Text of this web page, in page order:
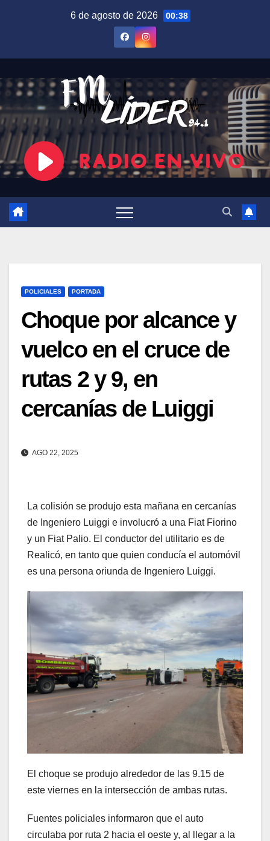
6 de agosto de 2026 00:38
POLICIALES PORTADA
Choque por alcance y
vuelco en el cruce de
rutas 2 y 9, en
cercanías de Luiggi
AGO 22, 2025
La colisión se produjo esta mañana en cercanías
de Ingeniero Luiggi e involucró a una Fiat Fiorino
y un Fiat Palio. El conductor del utilitario es de
Realicó, en tanto que quien conducía el automóvil
es una persona oriunda de Ingeniero Luiggi.
El choque se produjo alrededor de las 9.15 de
este viernes en la intersección de ambas rutas.
Fuentes policiales informaron que el auto
circulaba por ruta 2 hacia el oeste y, al llegar a la